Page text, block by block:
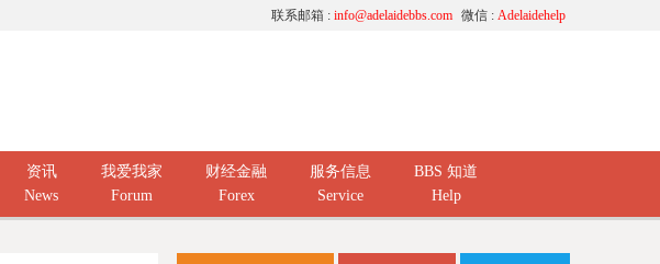
微信 : Adelaidehelp
联系邮箱 : info@adelaidebbs.com
资讯
News
我爱我家
Forum
财经金融
Forex
服务信息
Service
BBS 知道
Help